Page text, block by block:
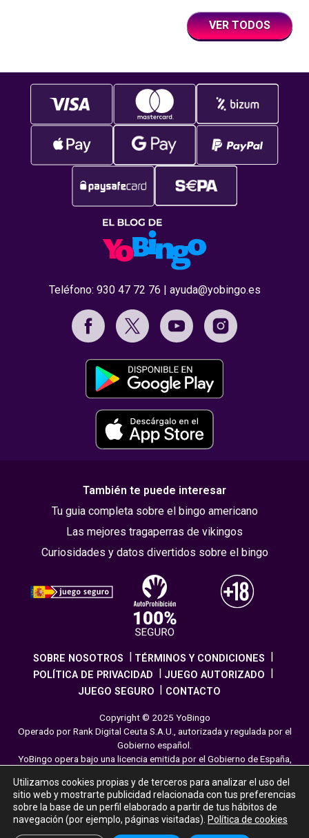
VER TODOS
Teléfono: 930 47 72 76 | ayuda@yobingo.es
También te puede interesar
Tu guia completa sobre el bingo americano
Las mejores tragaperras de vikingos
Curiosidades y datos divertidos sobre el bingo
SOBRE NOSOTROS
TÉRMINOS Y CONDICIONES
POLÍTICA DE PRIVACIDAD
JUEGO AUTORIZADO
JUEGO SEGURO
CONTACTO
Copyright © 2025 YoBingo
Operado por Rank Digital Ceuta S.A.U., autorizada y regulada por el
Gobierno español.
YoBingo opera bajo una licencia emitida por el Gobierno de España,
responsabilidad en los juegos online. El juego es una forma de
entretenimiento cuya finalidad es ofrecer diversión y emoción a los
jugadores en nuestra página web. Juega con moderación siguiendo
las pautas recomendadas para el juego responsable.
Utilizamos cookies propias y de terceros para analizar el uso del
sitio web y mostrarte publicidad relacionada con tus preferencias
sobre la base de un perfil elaborado a partir de tus hábitos de
navegación (por ejemplo, páginas visitadas). Política de cookies